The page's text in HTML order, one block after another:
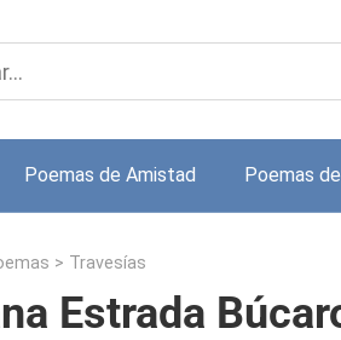
Poemas de Amistad Poemas
> Travesías
Estrada